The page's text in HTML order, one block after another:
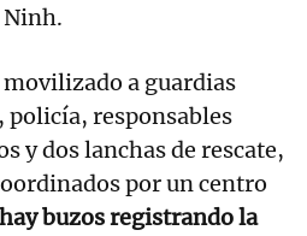
Ninh.
a guardias
responsables
y dos lanchas de rescate,
por un centro
hay buzos registrando la